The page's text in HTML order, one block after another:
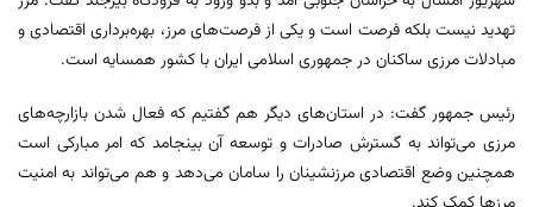
تهدید نیست بلکه فرصت است و یکی از فرصت‌های مرز، بهره‌برداری اقتصادی و
مبادلات مرزی ساکنان در جمهوری اسلامی ایران با کشور همسایه است.
رئیس جمهور گفت: در استان‌های دیگر هم گفتیم که فعال شدن بازارچه‌های
مرزی می‌تواند به گسترش صادرات و توسعه آن بینجامد که امر مبارکی است
همچنین وضع اقتصادی مرزنشینان را سامان می‌دهد و هم می‌تواند به امنیت